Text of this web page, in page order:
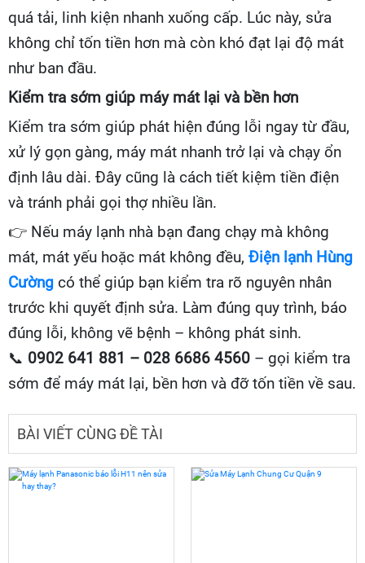
quá tải, linh kiện nhanh xuống cấp. Lúc này, sửa
không chỉ tốn tiền hơn mà còn khó đạt lại độ mát
như ban đầu.
Kiểm tra sớm giúp máy mát lại và bền hơn
Kiểm tra sớm giúp phát hiện đúng lỗi ngay từ đầu,
xử lý gọn gàng, máy mát nhanh trở lại và chạy ổn
định lâu dài. Đây cũng là cách tiết kiệm tiền điện
và tránh phải gọi thợ nhiều lần.
👉 Nếu máy lạnh nhà bạn đang chạy mà không
mát, mát yếu hoặc mát không đều, Điện lạnh Hùng
Cường có thể giúp bạn kiểm tra rõ nguyên nhân
trước khi quyết định sửa. Làm đúng quy trình, báo
đúng lỗi, không vẽ bệnh – không phát sinh.
📞 0902 641 881 – 028 6686 4560 – gọi kiểm tra
sớm để máy mát lại, bền hơn và đỡ tốn tiền về sau.
BÀI VIẾT CÙNG ĐỀ TÀI